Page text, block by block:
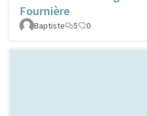
Fournière
Baptiste 5 0